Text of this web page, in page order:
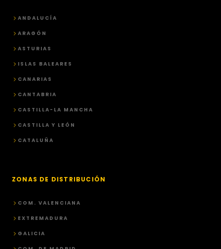
ANDALUCÍA
ARAGÓN
ASTURIAS
ISLAS BALEARES
CANARIAS
CANTABRIA
CASTILLA-LA MANCHA
CASTILLA Y LEÓN
CATALUÑA
ZONAS DE DISTRIBUCIÓN
COM. VALENCIANA
EXTREMADURA
GALICIA